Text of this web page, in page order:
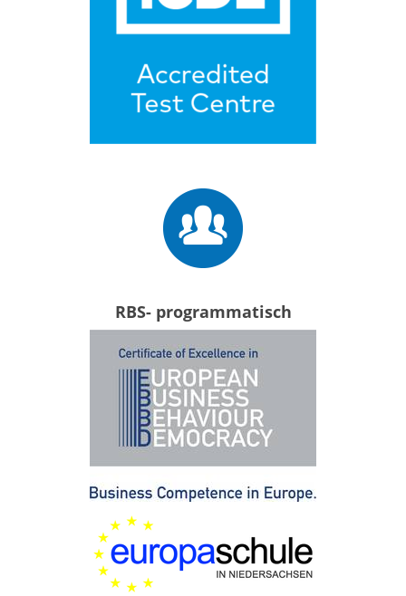
RBS- programmatisch